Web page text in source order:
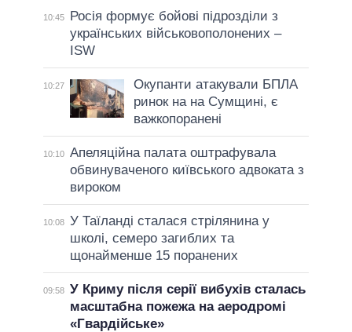
10:45
Росія формує бойові підрозділи з
українських військовополонених –
ISW
10:27
Окупанти атакували БПЛА
ринок на на Сумщині, є
важкопоранені
10:10 Апеляційна палата оштрафувала
обвинуваченого київського адвоката з
вироком
10:08 У Таїланді сталася стрілянина у
школі, семеро загиблих та
щонайменше 15 поранених
09:58 У Криму після серії вибухів сталась
масштабна пожежа на аеродромі
«Гвардійське»